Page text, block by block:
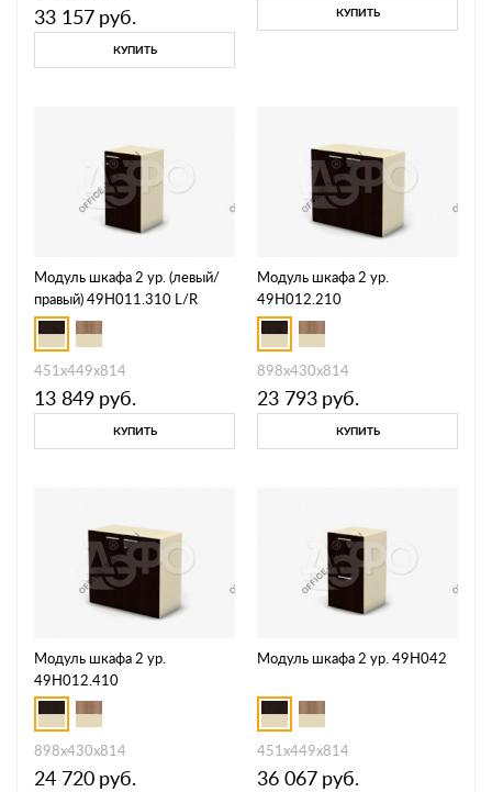
33 157 руб.
КУПИТЬ
КУПИТЬ
Модуль шкафа 2 ур. (левый/
правый) 49H011.310 L/R
451х449х814
13 849 руб.
КУПИТЬ
Модуль шкафа 2 ур.
49H012.210
898х430х814
23 793 руб.
КУПИТЬ
Модуль шкафа 2 ур.
49H012.410
898х430х814
24 720 руб.
Модуль шкафа 2 ур. 49H042
451х449х814
36 067 руб.